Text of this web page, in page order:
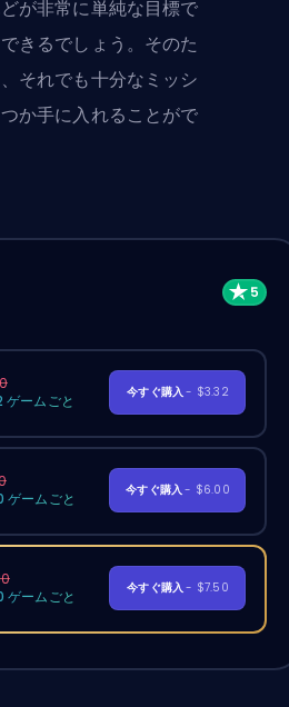
が非常に単純な目標で
きるでしょう。そのた
それでも十分なミッシ
か手に入れることがで
ゲームごと
今すぐ購入- $3.32
ゲームごと
今すぐ購入- $6.00
ゲームごと
今すぐ購入- $7.50